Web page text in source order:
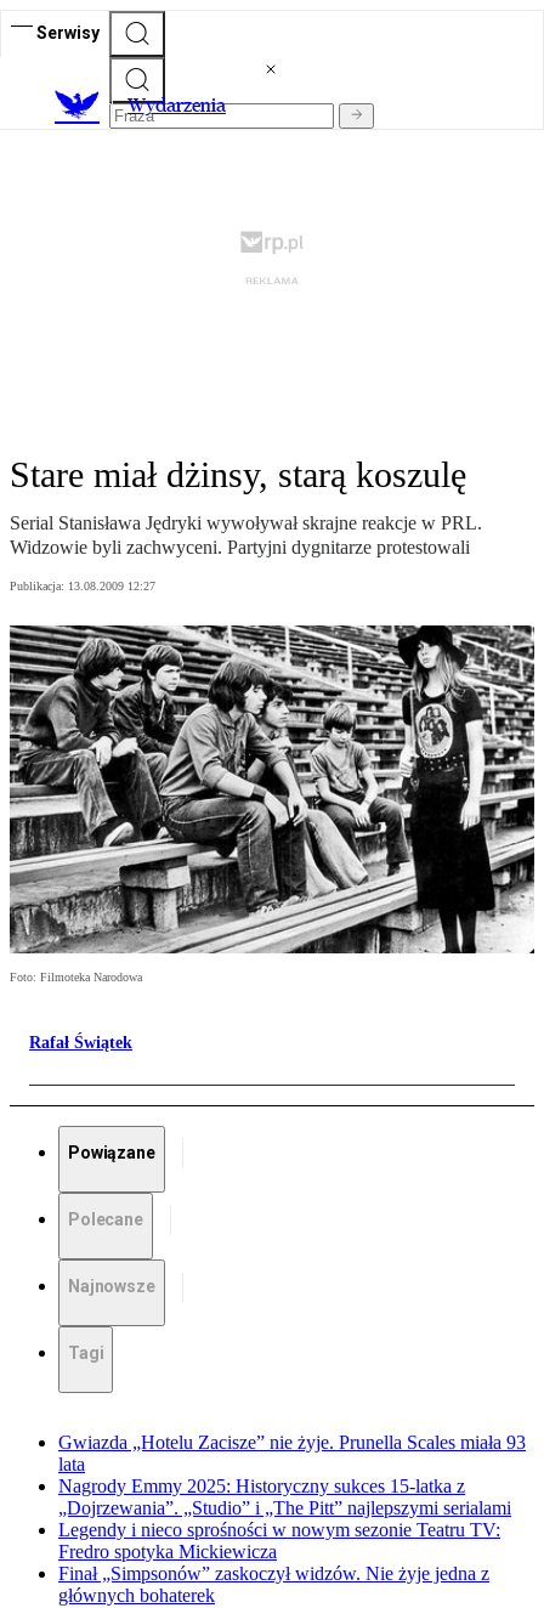
Serwisy
Wydarzenia
Stare miał dżinsy, starą koszulę
Serial Stanisława Jędryki wywoływał skrajne reakcje w PRL.
Widzowie byli zachwyceni. Partyjni dygnitarze protestowali
Publikacja: 13.08.2009 12:27
Foto: Filmoteka Narodowa
Rafał Świątek
Powiązane
Polecane
Najnowsze
Tagi
Gwiazda „Hotelu Zacisze” nie żyje. Prunella Scales miała 93
lata
Nagrody Emmy 2025: Historyczny sukces 15-latka z
„Dojrzewania”. „Studio” i „The Pitt” najlepszymi serialami
Legendy i nieco sprośności w nowym sezonie Teatru TV:
Fredro spotyka Mickiewicza
Finał „Simpsonów” zaskoczył widzów. Nie żyje jedna z
głównych bohaterek